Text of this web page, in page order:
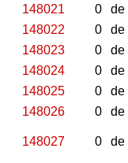
148021
0 de
148022
0 de
148023
0 de
148024
0 de
148025
0 de
148026
0 de
148027 0 de